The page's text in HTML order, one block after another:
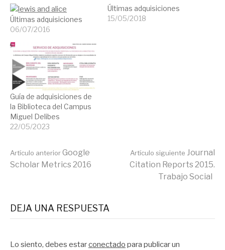
Últimas adquisiciones
06/07/2016
Últimas adquisiciones
15/05/2018
Guía de adquisiciones de
la Biblioteca del Campus
Miguel Delibes
22/05/2023
Seguir
Artículo anteriorGoogle
Scholar Metrics 2016
Artículo siguiente Journal
Citation Reports 2015.
Trabajo Social
DEJA UNA RESPUESTA
Lo siento, debes estarconectado para publicar un